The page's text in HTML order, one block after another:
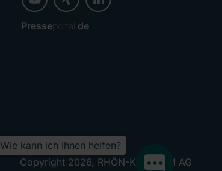
Presseportal. de
Copyright 2026, RHÖN-KLINIKUM AG
Wie kann ich Ihnen helfen?